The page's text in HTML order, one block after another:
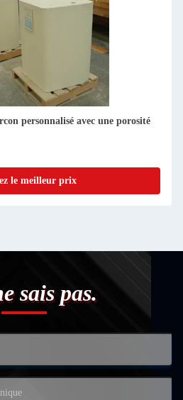
à haute température ZS-65A
le meilleur prix
sais pas.